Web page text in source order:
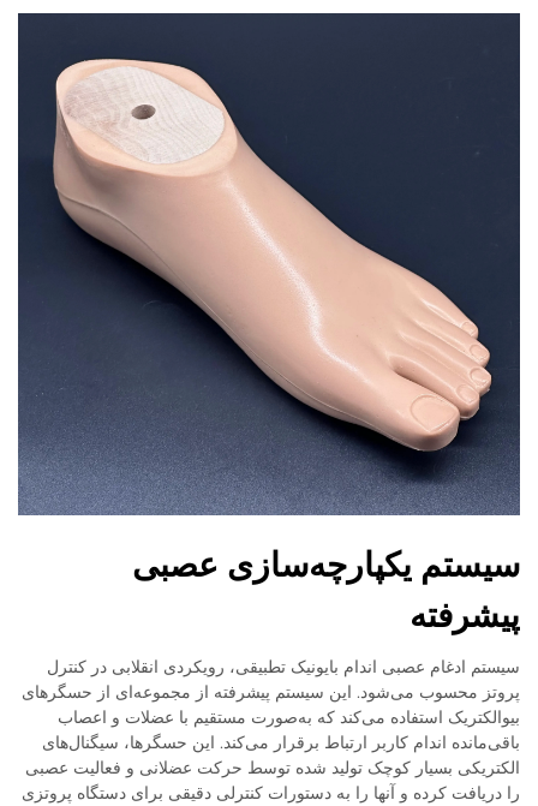
سیستم یکپارچه‌سازی عصبی
پیشرفته
سیستم ادغام عصبی اندام بایونیک تطبیقی، رویکردی انقلابی در کنترل
پروتز محسوب می‌شود. این سیستم پیشرفته از مجموعه‌ای از حسگرهای
بیوالکتریک استفاده می‌کند که به‌صورت مستقیم با عضلات و اعصاب
باقی‌مانده اندام کاربر ارتباط برقرار می‌کند. این حسگرها، سیگنال‌های
الکتریکی بسیار کوچک تولید شده توسط حرکت عضلانی و فعالیت عصبی
را دریافت کرده و آنها را به دستورات کنترلی دقیقی برای دستگاه پروتزی